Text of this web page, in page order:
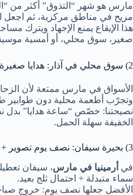
مارس هو شهر “التذوق” أكثر
مريح في مناطق مركزية، ثم اجعل
هذا الإيقاع يمنع الإجهاد ويترك
صغير، سوق محلي، أو أمسية
2) سوق محلي في آذار: هدايا صغيرة + طعم المدينة 🛍️
الأسواق في مارس ممتعة لأن
وتجرّب أطعمة محلية دون طوابير
نصيحتنا: خصّص “ساعة هدايا” بدل
الخفيفة سهلة الحمل.
3) بحيرة سيفان: نصف يوم تصوير + استراحة هواء 🌊
في أرمينيا في مارس، سيفان
سماء متبدلة + احتمال ثلج بعيد.
الأفضل جعلها نصف يوم: خروج